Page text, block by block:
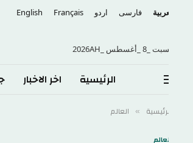
فارسی اردو English Français
الرئيسية اخر الاخبار جدة
» العالم